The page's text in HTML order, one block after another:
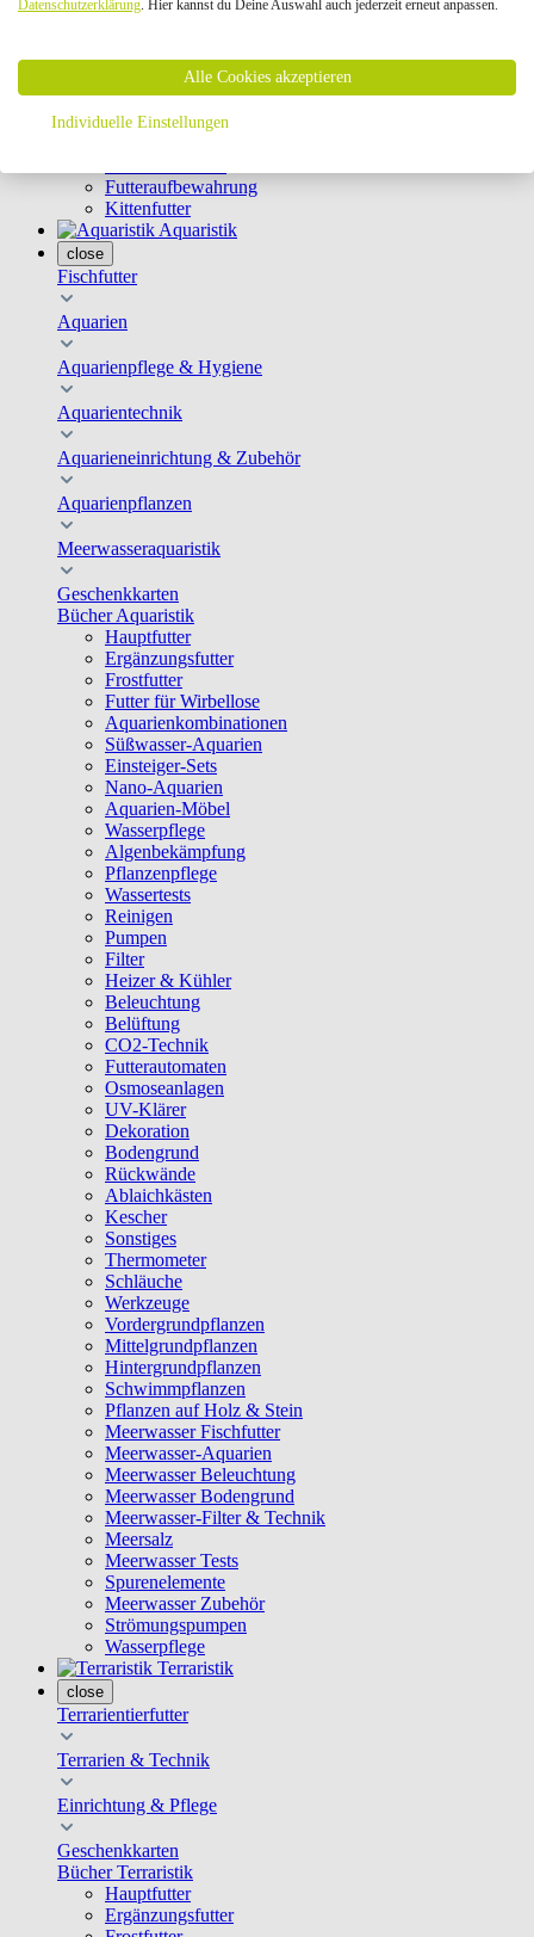
Geschirre & Leinen
Schutznetze
Kippfensterschutz
Katzenkameras
Futternäpfe
Futteraufbewahrung
Kittenfutter
Aquaristik
close
Fischfutter
Aquarien
Aquarienpflege & Hygiene
Aquarientechnik
Aquarieneinrichtung & Zubehör
Aquarienpflanzen
Meerwasseraquaristik
Geschenkkarten
Bücher Aquaristik
Hauptfutter
Ergänzungsfutter
Frostfutter
Futter für Wirbellose
Aquarienkombinationen
Süßwasser-Aquarien
Einsteiger-Sets
Nano-Aquarien
Aquarien-Möbel
Wasserpflege
Algenbekämpfung
Pflanzenpflege
Wassertests
Reinigen
Pumpen
Filter
Heizer & Kühler
Beleuchtung
Belüftung
CO2-Technik
Futterautomaten
Osmoseanlagen
UV-Klärer
Dekoration
Bodengrund
Rückwände
Ablaichkästen
Kescher
Sonstiges
Thermometer
Schläuche
Werkzeuge
Vordergrundpflanzen
Mittelgrundpflanzen
Hintergrundpflanzen
Schwimmpflanzen
Pflanzen auf Holz & Stein
Meerwasser Fischfutter
Meerwasser-Aquarien
Meerwasser Beleuchtung
Meerwasser Bodengrund
Meerwasser-Filter & Technik
Meersalz
Meerwasser Tests
Spurenelemente
Meerwasser Zubehör
Strömungspumpen
Wasserpflege
Terraristik
close
Terrarientierfutter
Terrarien & Technik
Einrichtung & Pflege
Geschenkkarten
Bücher Terraristik
Hauptfutter
Ergänzungsfutter
Datenschutzerklärung. Hier kannst du Deine Auswahl auch jederzeit erneut anpassen.
Alle Cookies akzeptieren
Individuelle Einstellungen